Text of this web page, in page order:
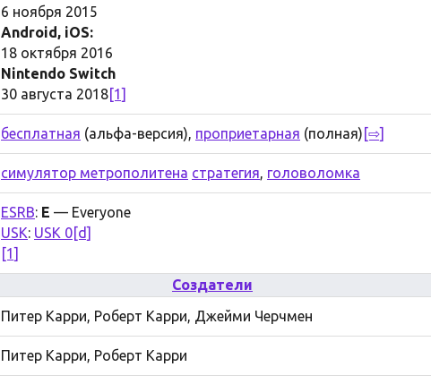
6 ноября 2015
Android, iOS:
18 октября 2016
Nintendo Switch
30 августа 2018[1]
бесплатная (альфа-версия), проприетарная (полная) [⇨]
симулятор метрополитена стратегия, головоломка
ESRB: E — Everyone
USK: USK 0[d]
[1]
Создатели
Питер Карри, Роберт Карри, Джейми Черчмен
Питер Карри, Роберт Карри